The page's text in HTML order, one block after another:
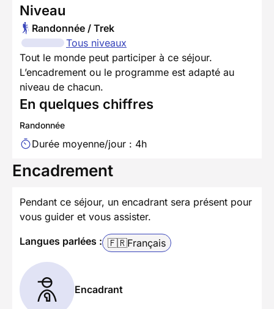
Niveau
Randonnée / Trek
Tous niveaux
Tout le monde peut participer à ce séjour.
L’encadrement ou le programme est adapté au
niveau de chacun.
En quelques chiffres
Randonnée
Durée moyenne/jour : 4h
Encadrement
Pendant ce séjour, un encadrant sera présent pour
vous guider et vous assister.
Langues parlées : 🇫🇷Français
Encadrant